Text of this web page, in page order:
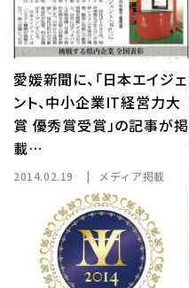
愛媛新聞に、「日本エイジェ
ント、中小企業IT経営力大
賞 優秀賞受賞」の記事が掲
載…
2014.02.19 メディア掲載